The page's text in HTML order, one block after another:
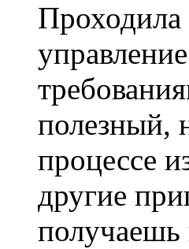
полезный,
процессе
другие